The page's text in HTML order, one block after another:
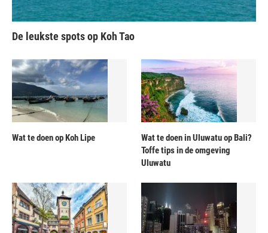
De leukste spots op Koh Tao
Wat te doen op Koh Lipe
Wat te doen in Uluwatu op Bali?
Toffe tips in de omgeving
Uluwatu